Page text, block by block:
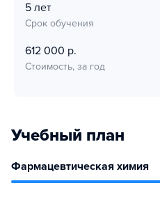
5 лет
Срок обучения
612 000 р.
Стоимость, за год
Учебный план
Фармацевтическая химия